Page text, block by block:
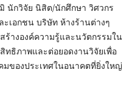
นักวิจัย นิสิต/นักศึกษา วิศวกร
เอกชน บริษัท ห้างร้านต่างๆ
ร้างองค์ความรู้และนวัตกรรมใน
ทธิภาพและต่อยอดงานวิจัยเพื่อ
ของประเทศในอนาคตที่ยิ่งใหญ่